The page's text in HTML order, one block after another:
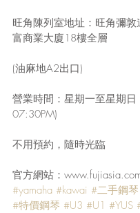
旺角陳列室地址：旺角彌
富商業大廈18樓全層
(油麻地A2出口)
營業時間：星期一至星期
07:30PM)
不用預約，隨時光臨
官方網站：
#yamaha #kawai #二手鋼琴
#特價鋼琴 #U3 #U1 #YUS